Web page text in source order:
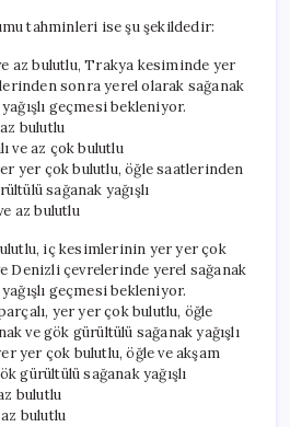
tahminleri ise şu şekildedir:
az bulutlu, Trakya kesiminde yer
sonra yerel olarak sağanak
geçmesi bekleniyor.
bulutlu
ve az çok bulutlu
yer çok bulutlu, öğle saatlerinden
sağanak yağışlı
az bulutlu
iç kesimlerinin yer yer çok
Denizli çevrelerinde yerel sağanak
geçmesi bekleniyor.
yer yer çok bulutlu, öğle
ve gök gürültülü sağanak yağışlı
yer çok bulutlu, öğle ve akşam
gürültülü sağanak yağışlı
bulutlu
bulutlu